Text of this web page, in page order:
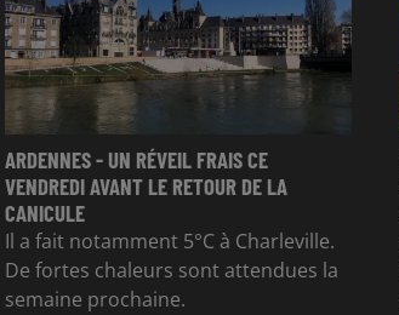
ARDENNES - UN RÉVEIL FRAIS CE
VENDREDI AVANT LE RETOUR DE LA
CANICULE
Il a fait notamment 5°C à Charleville.
De fortes chaleurs sont attendues la
semaine prochaine.